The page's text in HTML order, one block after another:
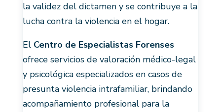
la validez del dictamen y se contribuye a la
lucha contra la violencia en el hogar.
El Centro de Especialistas Forenses
ofrece servicios de valoración médico-legal
y psicológica especializados en casos de
presunta violencia intrafamiliar, brindando
acompañamiento profesional para la